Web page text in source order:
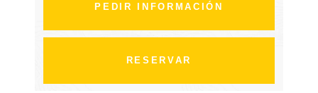
PEDIR INFORMACIÓN
RESERVAR